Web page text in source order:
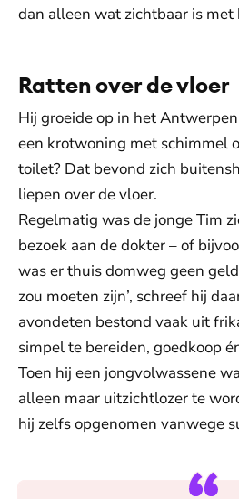
dan alleen wat zichtbaar is met
Ratten over de vloer
Hij groeide op in het
een krotwoning met schimmel
toilet? Dat bevond zich
liepen over de vloer.
Regelmatig was de jonge Tim
bezoek aan de dokter – of
was er thuis domweg geen
zou moeten zijn’, schreef hij
avondeten bestond vaak uit
simpel te bereiden, goedkoop
Toen hij een jongvolwassene
alleen maar uitzichtlozer te
hij zelfs opgenomen vanwege